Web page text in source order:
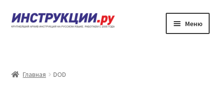
Перейти
к
Перейти
к
Меню
Каталог инструкций по эксплуатации
Главная DOD